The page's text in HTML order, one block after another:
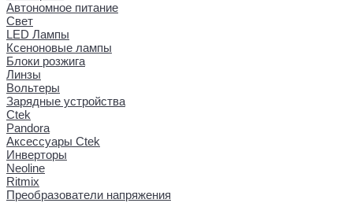
Автономное питание
Свет
LED Лампы
Ксеноновые лампы
Блоки розжига
Линзы
Вольтеры
Зарядные устройства
Ctek
Pandora
Аксессуары Ctek
Инверторы
Neoline
Ritmix
Преобразователи напряжения